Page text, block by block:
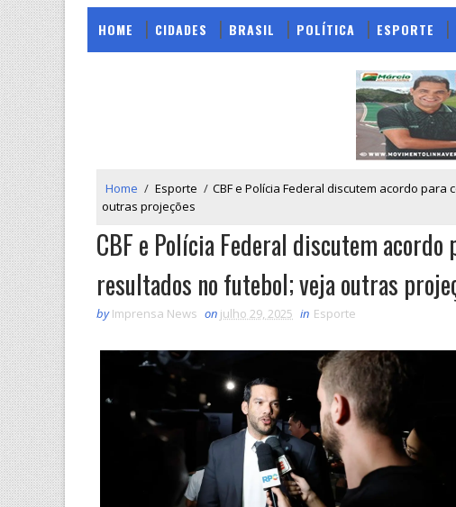
HOME CIDADES BRASIL POLÍTICA ESPORTE
Home / Esporte / CBF e Polícia Federal discutem acordo
outras projeções
CBF e Polícia Federal discutem
resultados no futebol; veja outras
by Imprensa News on julho 29, 2025 in Esporte